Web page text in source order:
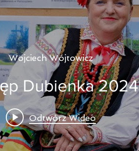
Wojciech Wójtowicz
Dubienka 2024
Odtwórz Wideo